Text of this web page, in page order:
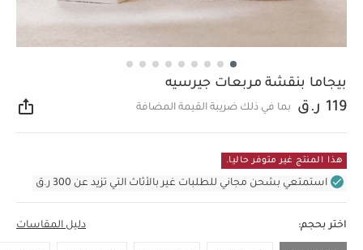
بيجاما بنقشة مربعات جيرسيه
119 ر.ق بما في ذلك ضريبة القيمة المضافة
هذا المنتج غير متوفر حاليا.
استمتعي بشحن مجاني للطلبات غير بالأثاث التي تزيد عن 300 ر.ق
اختر بحجم: دليل المقاسات